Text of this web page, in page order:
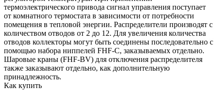
термоэлектрического привода сигнал управления поступает
от комнатного термостата в зависимости от потребности
помещения в тепловой энергии. Распределители производят с
количеством отводов от 2 до 12. Для увеличения количества
отводов коллекторы могут быть соединены последовательно с
помощью набора ниппелей FHF-C, заказываемых отдельно.
Шаровые краны (FHF-BV) для отключения распределителя
также заказывают отдельно, как дополнительную
принадлежность.
Как купить